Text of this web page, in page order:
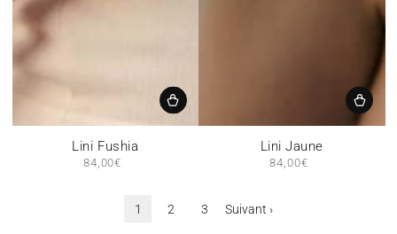
Lini Fushia
Prix
84,00€
Lini Jaune
Prix
84,00€
1 2 3 Suivant ›